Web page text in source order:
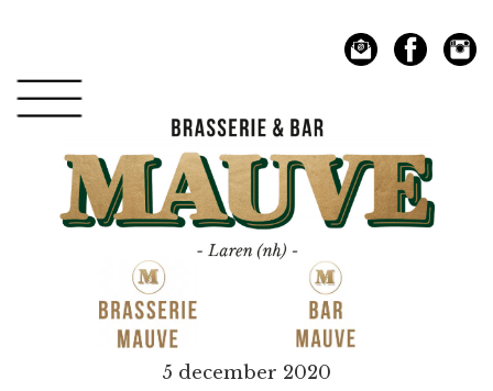
hoofdnavigatie
hoofd
inhoud
Mauve
5 december 2020